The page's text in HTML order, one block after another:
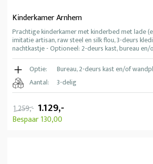
Kinderkamer Arnhem
Prachtige kinderkamer met kinderbed met lade
imitatie artisan, raw steel en silk flou, 3-deurs
nachtkastje - Optioneel: 2-deurs kast, bureau en/
Optie:
Bureau, 2-deurs kast en/of
Aantal:
3-delig
1.259,- 1.129,-
Bespaar 130,00